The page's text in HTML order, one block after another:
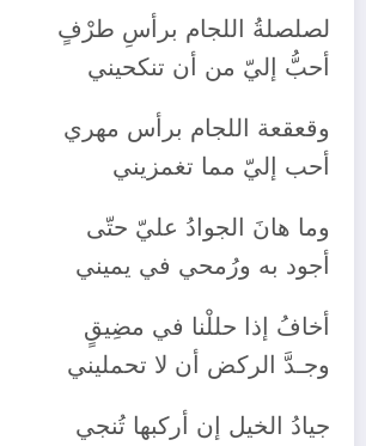
لصلصلةُ اللجام برأسِ طرْفٍ
أحبُّ إليّ من أن تنكحيني
وقعقعة اللجام برأس مهري
أحب إليّ مما تغمزيني
وما هانَ الجوادُ عليّ حتّى
أجود به ورُمحي في يميني
أخافُ إذا حللْنا في مضِيقٍ
وجـدَّ الركض أن لا تحمليني
جيادُ الخيل إن أركبها تُنجي